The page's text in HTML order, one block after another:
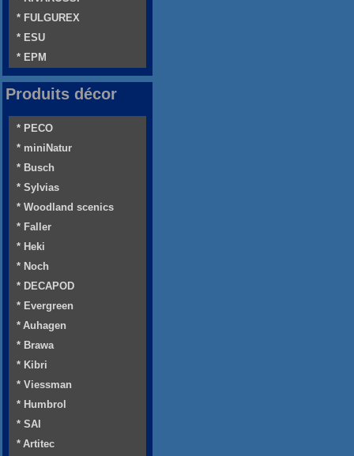
* FULGUREX
* ESU
* EPM
Produits décor
* PECO
* miniNatur
* Busch
* Sylvias
* Woodland scenics
* Faller
* Heki
* Noch
* DECAPOD
* Evergreen
* Auhagen
* Brawa
* Kibri
* Viessman
* Humbrol
* SAI
* Artitec